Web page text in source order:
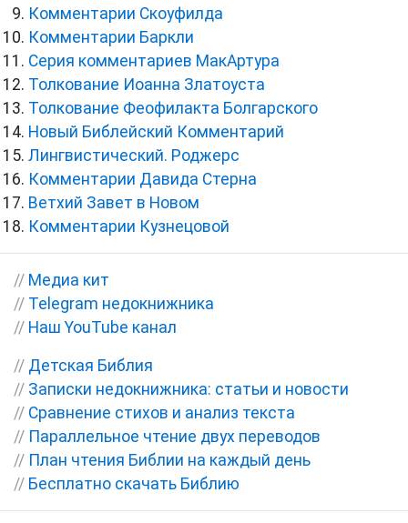
Комментарии Скоуфилда
Комментарии Баркли
Серия комментариев МакАртура
Толкование Иоанна Златоуста
Толкование Феофилакта Болгарского
Новый Библейский Комментарий
Лингвистический. Роджерс
Комментарии Давида Стерна
Ветхий Завет в Новом
Комментарии Кузнецовой
// Медиа кит
// Telegram недокнижника
// Наш YouTube канал
// Детская Библия
// Записки недокнижника: статьи и новости
// Сравнение стихов и анализ текста
// Параллельное чтение двух переводов
// План чтения Библии на каждый день
// Бесплатно скачать Библию